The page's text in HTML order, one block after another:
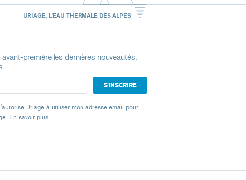
URIAGE, L'EAU THERMALE DES ALPES
avant-première les dernières nouveautés,
Uriage à utiliser mon adresse email pour
En savoir plus